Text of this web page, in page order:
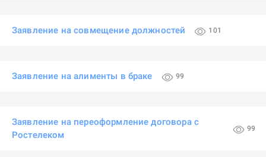
Заявление на совмещение должностей 101
Заявление на алименты в браке 99
Заявление на переоформление договора с
Ростелеком
99